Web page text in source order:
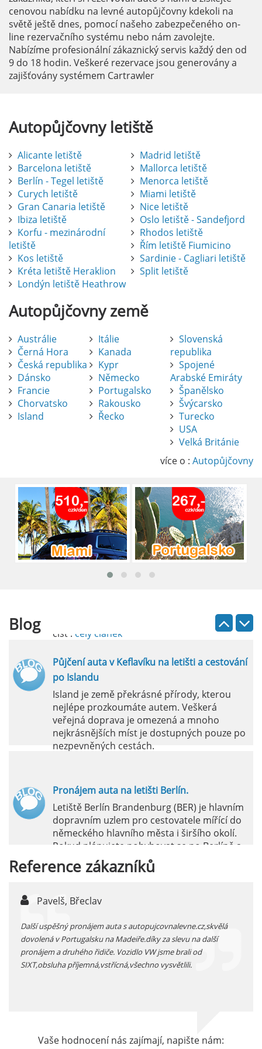
cenovou nabídku na levné autopůjčovny kdekoli na
světě ještě dnes, pomocí našeho zabezpečeného on-
line rezervačního systému nebo nám zavolejte.
Nabízíme profesionální zákaznický servis každý den od
9 do 18 hodin. Veškeré rezervace jsou generovány a
zajišťovány systémem Cartrawler
Autopůjčovnyletiště
Alicante letiště
Barcelona letiště
Berlín - Tegel letiště
Curych letiště
Gran Canaria letiště
Ibiza letiště
Korfu - mezinárodní
letiště
Kos letiště
Kréta letiště Heraklion
Londýn letiště Heathrow
Madrid letiště
Mallorca letiště
Menorca letiště
Miami letiště
Nice letiště
Oslo letiště - Sandefjord
Rhodos letiště
Řím letiště Fiumicino
Sardinie - Cagliari letiště
Split letiště
Autopůjčovnyzemě
Austrálie
Černá Hora
Česká republika
Dánsko
Francie
Chorvatsko
Island
Itálie
Kanada
Kypr
Německo
Portugalsko
Rakousko
Řecko
Slovenská
republika
Spojené
Arabské Emiráty
Španělsko
Švýcarsko
Turecko
USA
Velká Británie
více o : Autopůjčovny
Blog
Pronájem auta na letišti Alicante
Půjčení auta na letišti v Alicante je výborný
způsob, jak pohodlně objevovat město i jeho
brána do regionu Costa Blanca, se nachází
přibližně 9 km od centra Alicante.
číst :celý článek
Pronájem auta na letišti Lefkada: Kompletní
průvodce
Půjčení auta na letišti Lefkada je skvělý
číst : celý článek
Půjčení auta v Keflavíku na letišti a cestování
po Islandu
Island je země překrásné přírody, kterou
nejlépe prozkoumáte autem. Veškerá
veřejná doprava je omezená a mnoho
nejkrásnějších míst je dostupných pouze po
nezpevněných cestách.
Pronájem auta na letišti Berlín.
Letiště Berlín Brandenburg (BER) je hlavním
dopravním uzlem pro cestovatele mířící do
německého hlavního města i širšího okolí.
Pokud plánujete pohybovat se po Berlíně a
okolních regionech bez omezení, pronájem
auta přímo na letišti je ideální volbou.
Letiště Marseille, oficiálně známé jako
mezinárodní letiště Marseille-Provence, je
hlavní vstupní branou do regionu Provence
a nachází se přibližně 27 km od centra města
Půjčení auta na letišti v Alicante je výborný
Reference zákazníků
Pavelš, Břeclav
Další uspěšný pronájem auta s autopujcovnalevne.cz,skvělá
dovolená v Portugalsku na Madeiře.díky za slevu na další
pronájem a druhého řidiče. Vozidlo VW jsme brali od
SIXT,obsluha příjemná,vstřícná,všechno vysvětlili.
Vaše hodnocení nás zajímají, napište nám: